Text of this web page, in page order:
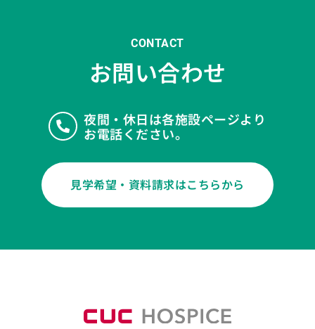
CONTACT
お問い合わせ
夜間・休日は各施設ページより
お電話ください。
見学希望・資料請求はこちらから